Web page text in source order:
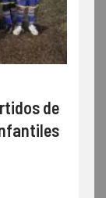
de